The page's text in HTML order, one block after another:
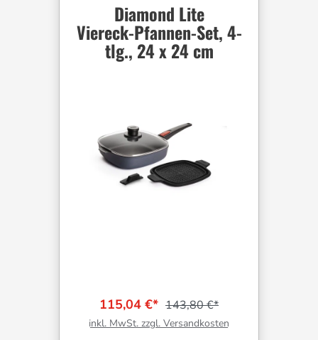
Diamond Lite
Viereck-Pfannen-Set, 4-
tlg., 24 x 24 cm
115,04 €* 143,80 €*
inkl. MwSt. zzgl. Versandkosten